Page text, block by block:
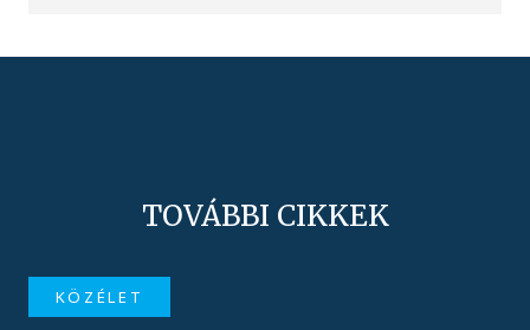
TOVÁBBI CIKKEK
KÖZÉLET